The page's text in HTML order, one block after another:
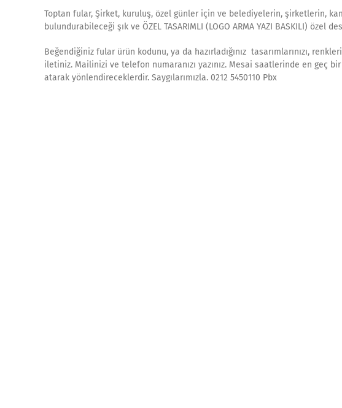
Toptan fular, Şirket, kuruluş, özel günler için ve belediyelerin, şirketlerin,
bulundurabileceği şık ve ÖZEL TASARIMLI (LOGO ARMA YAZI BASKILI) özel
Beğendiğiniz fular ürün kodunu, ya da hazırladığınız tasarımlarınızı,
iletiniz. Mailinizi ve telefon numaranızı yazınız. Mesai saatlerinde en
atarak yönlendireceklerdir. Saygılarımızla. 0212 5450110 Pbx